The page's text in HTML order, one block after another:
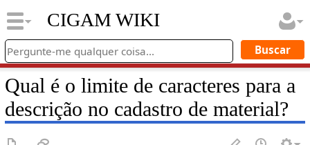
CIGAM WIKI
Qual é o limite de caracteres para a
descrição no cadastro de material?